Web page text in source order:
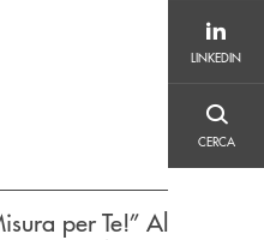
LINKEDIN
CERCA
per Te!” Al